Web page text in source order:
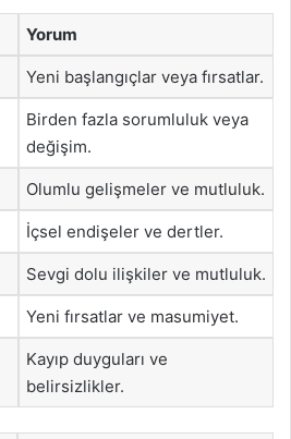
Yorum
Yeni başlangıçlar veya fırsatlar.
Birden fazla sorumluluk veya
değişim.
Olumlu gelişmeler ve mutluluk.
İçsel endişeler ve dertler.
Sevgi dolu ilişkiler ve mutluluk.
Yeni fırsatlar ve masumiyet.
Kayıp duyguları ve
belirsizlikler.